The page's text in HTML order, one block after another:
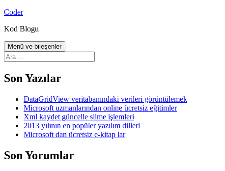
İçeriğe
Coder
Kod Blogu
Menü ve bileşenler
Arama:
Son Yazılar
DataGridView veritabanındaki verileri görüntülemek
Microsoft uzmanlarından online ücretsiz eğitimler
Xml kaydet güncelle silme işlemleri
2013 yılının en popüler yazılım dilleri
Microsoft dan ücretsiz e-kitap lar
Son Yorumlar